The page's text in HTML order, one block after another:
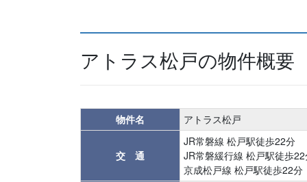
アトラス松戸の物件概要
物件名 アトラス松戸
交 通
JR常磐線 松戸駅徒歩22分
JR常磐緩行線 松戸駅徒歩
京成松戸線 松戸駅徒歩22分